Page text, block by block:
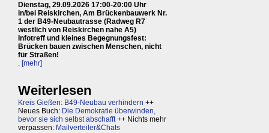
Dienstag, 29.09.2026 17:00-20:00 Uhr
in/bei Reiskirchen, Am Brückenbauwerk Nr.
1 der B49-Neubautrasse (Radweg R7
westlich von Reiskirchen nahe A5)
Infotreff und kleines Begegnungsfest:
Brücken bauen zwischen Menschen, nicht
für Straßen!
. [mehr]
Weiterlesen
Kreis Gießen: B49-Neubau verhindern ++
Neues Buch: Die Demokratie überwinden,
bevor sie sich selbst abschafft++ Nichts mehr
verpassen: Mailverteiler&Chats